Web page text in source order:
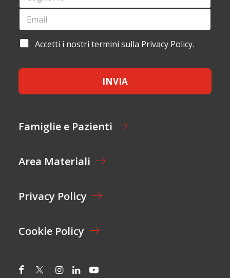
*G
O
E
*
*
E
A
I
L
A
E
T
O
*
Accetti i nostri termini sulla Privacy Policy.
INVIA
Famiglie e Pazienti
Area Materiali
Privacy Policy
Cookie Policy